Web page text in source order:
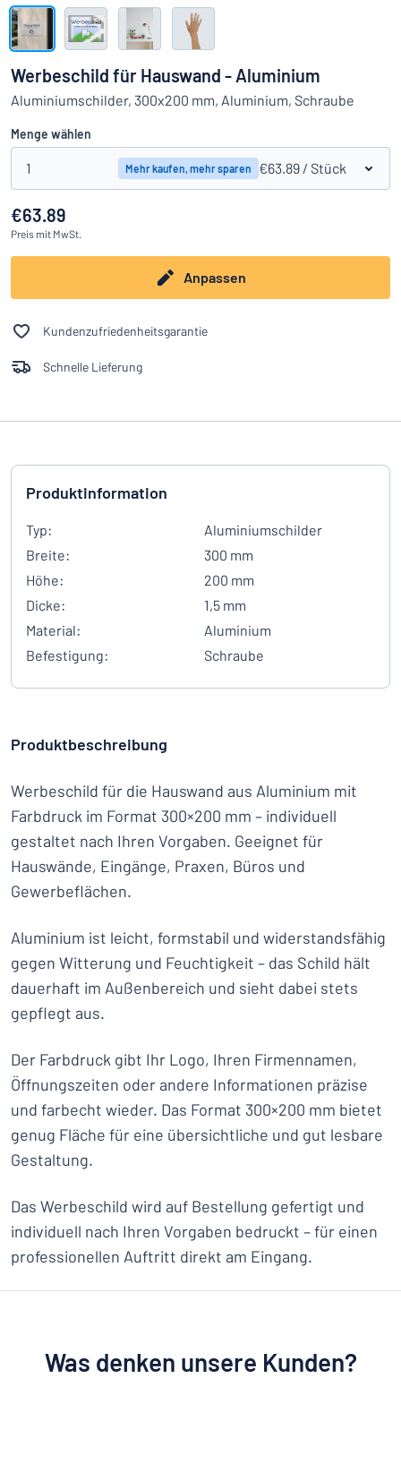
Das Gesuchte nicht gefunden? Schild hier entwerfen
Alle Kategorien anzeigen
Einloggen
Kundenservice
Privat
Werbeschild für Hauswand - Aluminium
Aluminiumschilder, 300x200 mm, Aluminium, Schraube
Menge wählen
1 Mehr kaufen, mehr sparen €63.89 / Stück
€63.89
Preis mit MwSt.
Anpassen
Kundenzufriedenheitsgarantie
Schnelle Lieferung
Produktinformation
Typ:
Aluminiumschilder
Breite:
300 mm
Höhe:
200 mm
Dicke:
1,5 mm
Material:
Aluminium
Befestigung:
Schraube
Produktbeschreibung
Werbeschild für die Hauswand aus Aluminium mit
Farbdruck im Format 300×200 mm – individuell
gestaltet nach Ihren Vorgaben. Geeignet für
Hauswände, Eingänge, Praxen, Büros und
Gewerbeflächen.
Aluminium ist leicht, formstabil und widerstandsfähig
gegen Witterung und Feuchtigkeit – das Schild hält
dauerhaft im Außenbereich und sieht dabei stets
gepflegt aus.
Der Farbdruck gibt Ihr Logo, Ihren Firmennamen,
Öffnungszeiten oder andere Informationen präzise
und farbecht wieder. Das Format 300×200 mm bietet
genug Fläche für eine übersichtliche und gut lesbare
Gestaltung.
Das Werbeschild wird auf Bestellung gefertigt und
individuell nach Ihren Vorgaben bedruckt – für einen
professionellen Auftritt direkt am Eingang.
Was denken unsere Kunden?